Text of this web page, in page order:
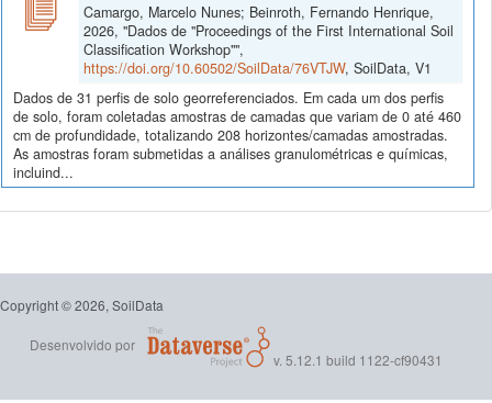
Camargo, Marcelo Nunes; Beinroth, Fernando Henrique,
2026, "Dados de "Proceedings of the First International Soil
Classification Workshop"",
https://doi.org/10.60502/SoilData/76VTJW, SoilData, V1
Dados de 31 perfis de solo georreferenciados. Em cada um dos perfis
de solo, foram coletadas amostras de camadas que variam de 0 até 460
cm de profundidade, totalizando 208 horizontes/camadas amostradas.
As amostras foram submetidas a análises granulométricas e químicas,
incluind...
Copyright © 2026, SoilData
Desenvolvido por
v. 5.12.1 build 1122-cf90431